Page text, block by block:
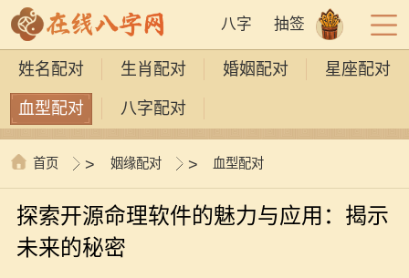
八字 抽签
姓名配对 生肖配对 婚姻配对 星座配对
血型配对 八字配对
首页 > 姻缘配对 > 血型配对
探索开源命理软件的魅力与应用：揭示
未来的秘密